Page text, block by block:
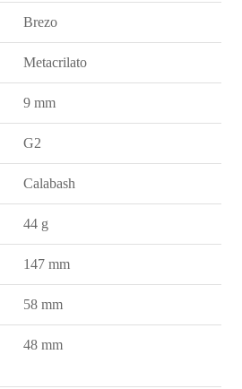
Brezo
Metacrilato
9 mm
G2
Calabash
44 g
147 mm
58 mm
48 mm